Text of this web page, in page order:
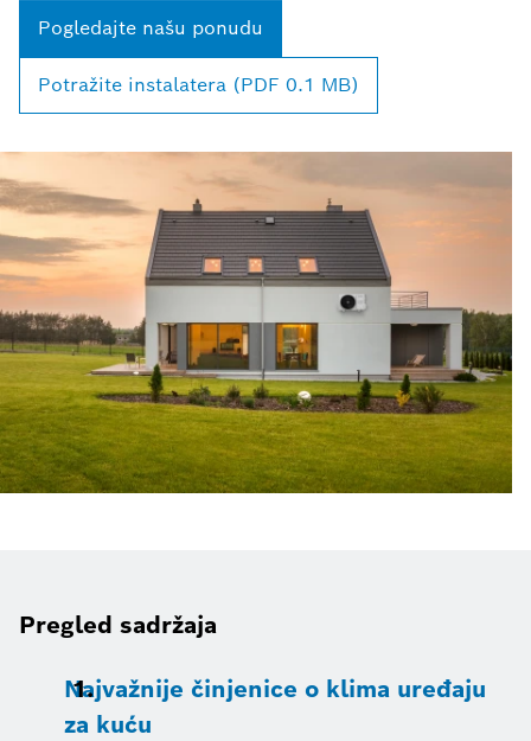
Pogledajte našu ponudu
Potražite instalatera (PDF 0.1 MB)
Pregled sadržaja
Najvažnije činjenice o klima uređaju
za kuću